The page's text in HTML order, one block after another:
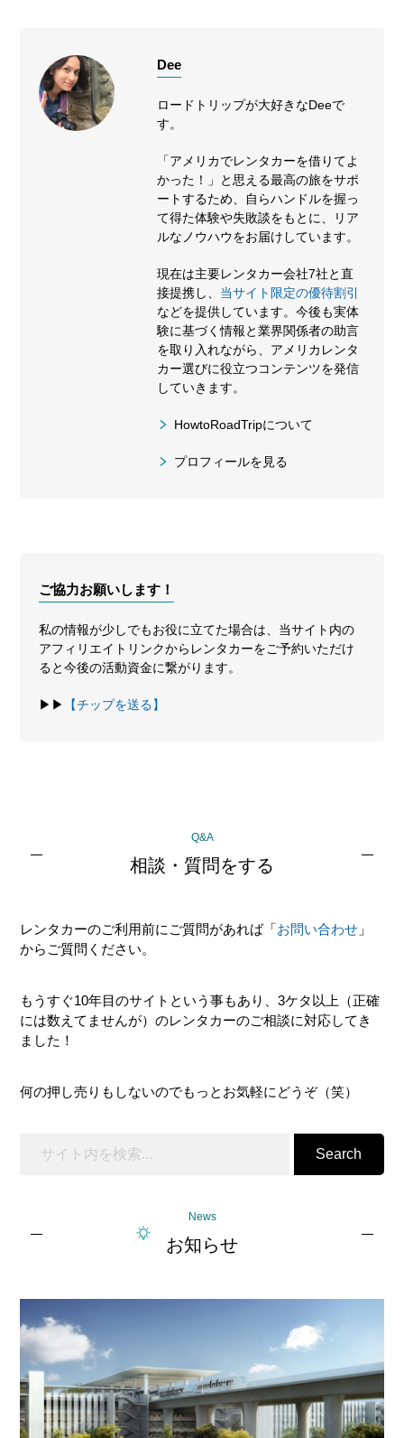
Dee
ロードトリップが大好きなDeeで
す。
「アメリカでレンタカーを借りてよ
かった！」と思える最高の旅をサポ
ートするため、自らハンドルを握っ
て得た体験や失敗談をもとに、リア
ルなノウハウをお届けしています。
現在は主要レンタカー会社7社と直
接提携し、 当サイト限定の優待割引
などを提供しています。今後も実体
験に基づく情報と業界関係者の助言
を取り入れながら、アメリカレンタ
カー選びに役立つコンテンツを発信
していきます。
HowtoRoadTripについて
プロフィールを見る
ご協力お願いします！
私の情報が少しでもお役に立てた場合は、当サイト内の
アフィリエイトリンクからレンタカーをご予約いただけ
ると今後の活動資金に繋がります。
▶▶ 【チップを送る】
イ
ド
ー
Q&A
相談・質問をする
レンタカーのご利用前にご質問があれば「お問い合わせ 」
からご質問ください。
もうすぐ10年目のサイトという事もあり、3ケタ以上（正確
には数えてませんが）のレンタカーのご相談に対応してき
ました！
何の押し売りもしないのでもっとお気軽にどうぞ（笑）
Search
News
お知らせ